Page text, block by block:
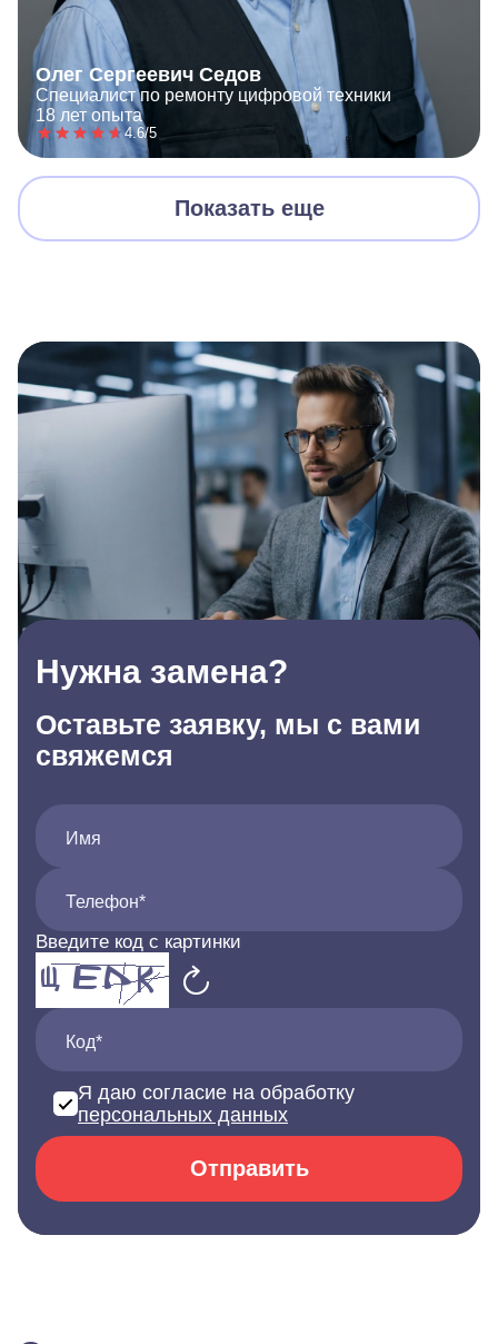
Олег Сергеевич Седов
Специалист по ремонту цифровой техники
18 лет опыта
4.6/5
Показать еще
Нужна замена?
Оставьте заявку, мы с вами
свяжемся
Имя
Телефон*
Введите код с картинки
Код*
Я даю согласие на обработку
персональных данных
Отправить